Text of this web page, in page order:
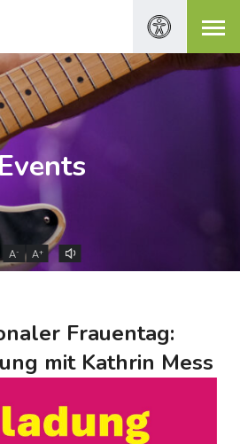
Events
A- A+
Frauentag:
mit Kathrin Mess